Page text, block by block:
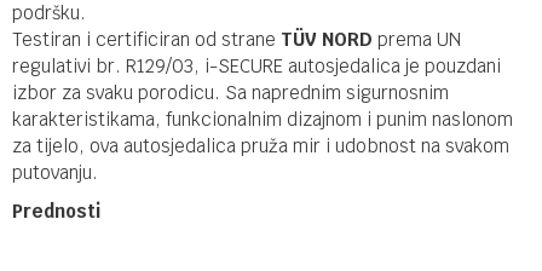
podršku.
Testiran i certificiran od strane TÜV NORD prema UN
regulativi br. R129/03, i-SECURE autosjedalica je pouzdani
izbor za svaku porodicu. Sa naprednim sigurnosnim
karakteristikama, funkcionalnim dizajnom i punim naslonom
za tijelo, ova autosjedalica pruža mir i udobnost na svakom
putovanju.
Prednosti